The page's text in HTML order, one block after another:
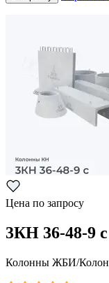
Цена по запросу
3КН 36-48-9 с
Колонны ЖБИ/